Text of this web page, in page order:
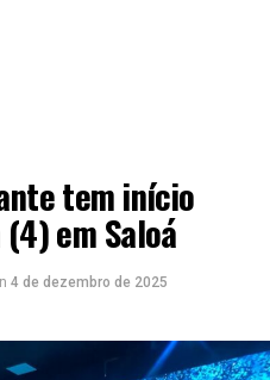
tem início
em Saloá
4 de dezembro de 2025